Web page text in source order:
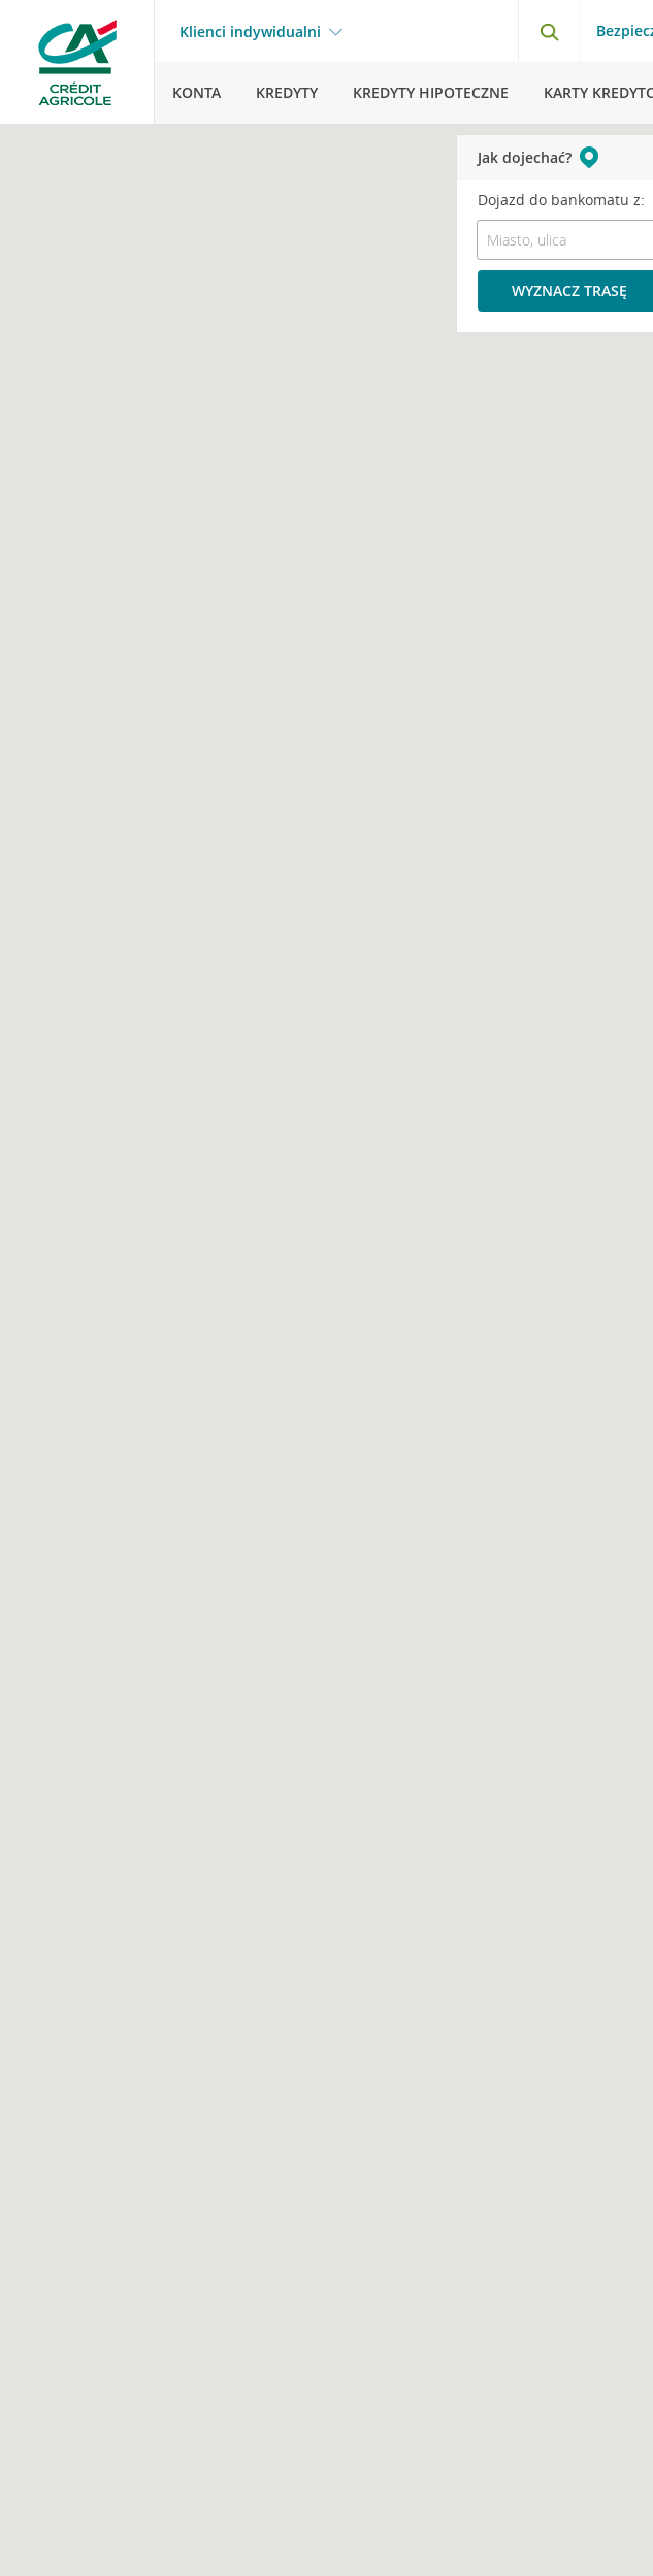
Klienci indywidualni
KONTA KREDYTY KREDYTY HIPOTECZNE KARTY
Jak dojechać?
Dojazd do bankomatu z:
WYZNACZ TRASĘ